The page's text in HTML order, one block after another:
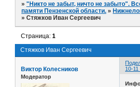
»"Никто не забыт, ничто не забыто".
памяти Пензенской области. »
»Стяжков Иван Сергеевич
Стяжков Иван Сергеевич
Страница:1
10-
Виктор Колесников
Модератор